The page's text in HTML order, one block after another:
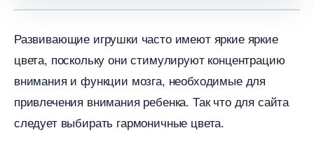
Развивающие игрушки часто имеют яркие яркие
цвета, поскольку они стимулируют концентрацию
нимания и функции мозга, необходимые для
привлечения внимания ребенка. Так что для сайта
следует выбирать гармоничные цвета.